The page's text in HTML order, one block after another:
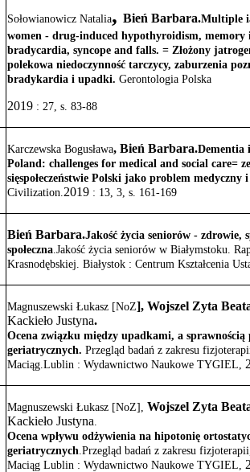
Sołowianowicz Natalia, Bień Barbara.Multiple
women - drug-induced hypothyroidism,
bradycardia, syncope and falls. = Złożony
polekowa niedoczynność tarczycy, zaburzenia
bradykardia i upadki. Gerontologia Polska
2019 : 27 s. 83-88
Karczewska Bogusława, Bień Barbara.Dementia
Poland: challenges for medical and social care=
sięspołeczeństwie Polski jako problem medyczny i
Civilization 2019 : 13 3 s. 161-169
Bień Barbara.Jakość życia seniorów - zdrowie,
społeczna Jakość życia seniorów w Białymstoku.
Krasnodębskiej Białystok : Centrum Kształcenia
Magnuszewski Łukasz [NoZ], Wojszel Zyta
Kackieło Justyna.
Ocena związku między upadkami, a sprawnością
geriatrycznych. Przegląd badań z zakresu
Maciąg.Lublin : Wydawnictwo Naukowe TYGIEL,
Magnuszewski Łukasz [NoZ]
Wojszel Zyta
Kackieło Justyna
Ocena wpływu odżywienia na hipotonię
geriatrycznych .Przegląd badań z zakresu
Maciąg Lublin : Wydawnictwo Naukowe TYGIEL